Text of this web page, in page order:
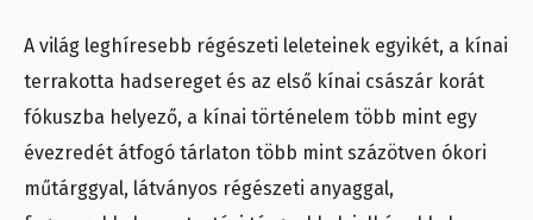
A világ leghíresebb régészeti leleteinek egyikét, a kínai
terrakotta hadsereget és az első kínai császár korát
fókuszba helyező, a kínai történelem több mint egy
évezredét átfogó tárlaton több mint százötven ókori
műtárggyal, látványos régészeti anyaggal,